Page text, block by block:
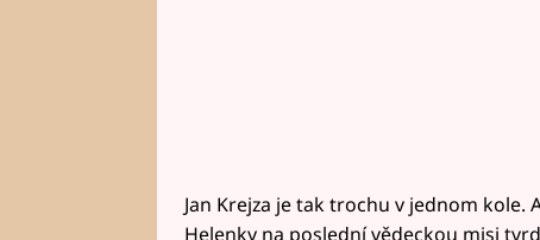
Jan Krejza je tak trochu v jednom kole.
Helenky na poslední vědeckou misi